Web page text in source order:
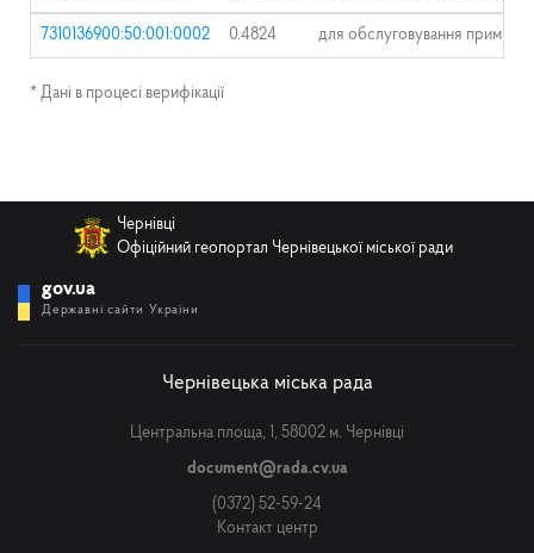
7310136900:50:001:0002 0.4824 для обслуговування
* Дані в процесі верифікації
Чернівці
Офіційний геопортал Чернівецької міської ради
gov.ua
Державні сайти України
Чернівецька міська рада
Центральна площа, 1, 58002 м. Чернівці
document@rada.cv.ua
(0372) 52-59-24
Контакт центр